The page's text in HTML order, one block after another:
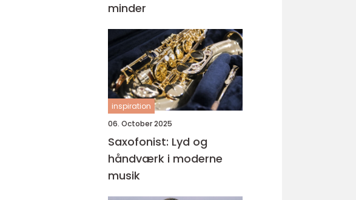
minder
inspiration
06. October 2025
Saxofonist: Lyd og
håndværk i moderne
musik